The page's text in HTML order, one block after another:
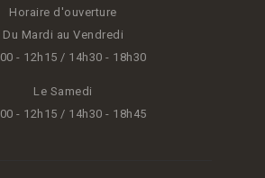
Horaire d'ouverture
Du Mardi au Vendredi
- 12h15 / 14h30 - 18h30
Le Samedi
- 12h15 / 14h30 - 18h45